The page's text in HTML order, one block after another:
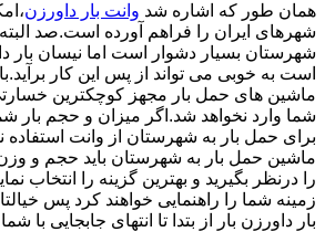
همان طور که اشاره شد وانت بار داورزن
شهرهای ایران را فراهم آورده است.صد
شهرستان بسیار دشوار است اما نیسان بار
است به خوبی می تواند از پس این کار
ماشین های حمل بار مجهز کوچکترین
شما وارد نخواهد شد.اگر میزان و حجم بار
برای حمل بار به شهرستان از وانت استفاده
ماشین حمل بار به شهرستان باید حجم و
را درنظر بگیرید و بهترین گزینه را انتخاب
زمینه شما را راهنمایی خواهند کرد پس
بار داورزن بار از بتدا تا انتهای جابجایی با